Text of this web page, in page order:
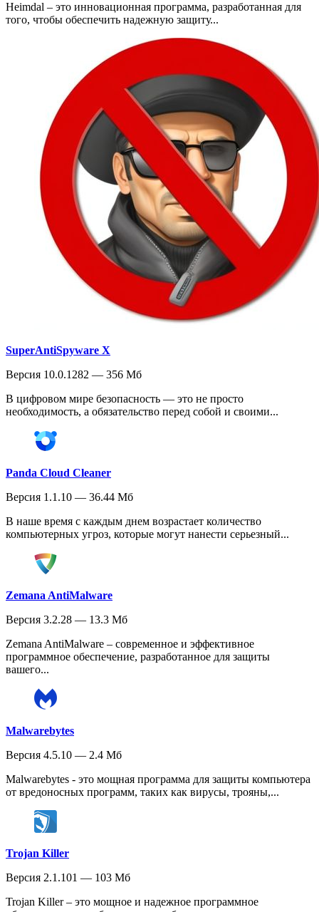
Heimdal – это инновационная программа, разработанная для
того, чтобы обеспечить надежную защиту...
SuperAntiSpyware X
Версия 10.0.1282 — 356 Мб
В цифровом мире безопасность — это не просто
необходимость, а обязательство перед собой и своими...
Panda Cloud Cleaner
Версия 1.1.10 — 36.44 Мб
В наше время с каждым днем возрастает количество
компьютерных угроз, которые могут нанести серьезный...
Zemana AntiMalware
Версия 3.2.28 — 13.3 Мб
Zemana AntiMalware – современное и эффективное
программное обеспечение, разработанное для защиты
вашего...
Malwarebytes
Версия 4.5.10 — 2.4 Мб
Malwarebytes - это мощная программа для защиты компьютера
от вредоносных программ, таких как вирусы, трояны,...
Trojan Killer
Версия 2.1.101 — 103 Мб
Trojan Killer – это мощное и надежное программное